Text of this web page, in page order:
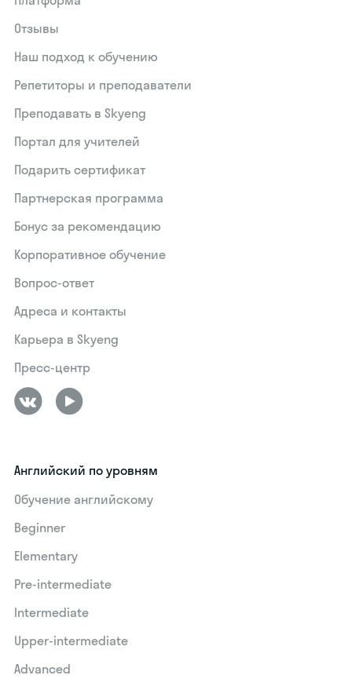
Отзывы
Наш подход к обучению
Репетиторы и преподаватели
Преподавать в Skyeng
Портал для учителей
Подарить сертификат
Партнерская программа
Бонус за рекомендацию
Корпоративное обучение
Вопрос-ответ
Адреса и контакты
Карьера в Skyeng
Пресс-центр
Английский по уровням
Обучение английскому
Beginner
Elementary
Pre-intermediate
Intermediate
Upper-intermediate
Advanced